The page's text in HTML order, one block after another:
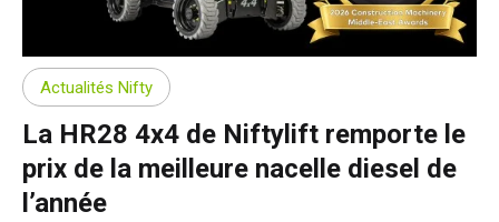
HR17E
HR21E
HR22SE
HR17 4x4
HR21 4x4
HR28 4x4
HR21 4x4
SD210 4x4x4
Sur chenilles
TD120T
TD150T
Matériel d'occasion
Gen2 Hybride
SiOPS
ToughCage
Moteur de traction
Mises à jour des produits
Assistance de Niftylink
NiftyPRO
Entretien et pièces de rechange
Commentaires des clients
Revendeurs Niftylift dans le monde
Conditions et Politiques
Actualités Nifty
La HR28 4x4 de Niftylift remporte le
prix de la meilleure nacelle diesel de
l’année